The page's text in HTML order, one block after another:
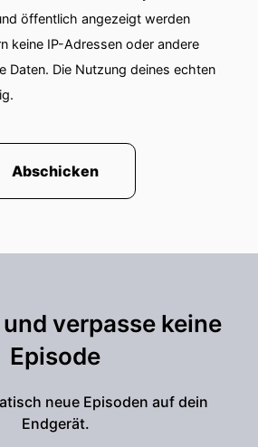
öffentlich angezeigt werden
keine IP-Adressen oder andere
Daten. Die Nutzung deines echten
Abschicken
verpasse keine
Episode
neue Episoden auf dein
Endgerät.